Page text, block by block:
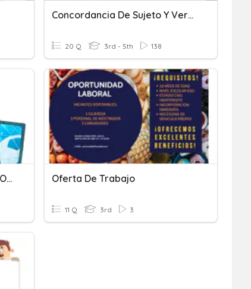
Concordancia De Sujeto Y Verbo
20 Q 3rd - 5th 138
OFERTA NAVIDAD HOGAR Y MOVIL Oferta De Trabajo
11 Q 3rd 3